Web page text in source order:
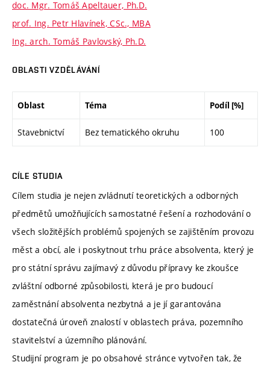
doc. Mgr. Tomáš Apeltauer, Ph.D.
prof. Ing. Petr Hlavínek, CSc., MBA
Ing. arch. Tomáš Pavlovský, Ph.D.
OBLASTI VZDĚLÁVÁNÍ
Oblast Téma Podíl [%]
Stavebnictví Bez tematického okruhu 100
CÍLE STUDIA
Cílem studia je nejen zvládnutí teoretických a odborných
předmětů umožňujících samostatné řešení a rozhodování o
všech složitějších problémů spojených se zajištěním provozu
měst a obcí, ale i poskytnout trhu práce absolventa, který je
pro státní správu zajímavý z důvodu přípravy ke zkoušce
zvláštní odborné způsobilosti, která je pro budoucí
zaměstnání absolventa nezbytná a je jí garantována
dostatečná úroveň znalostí v oblastech práva, pozemního
stavitelství a územního plánování.
Studijní program je po obsahové stránce vytvořen tak, že